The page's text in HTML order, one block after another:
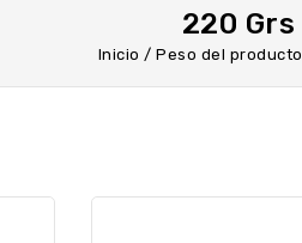
220 Grs
Inicio / Peso del producto